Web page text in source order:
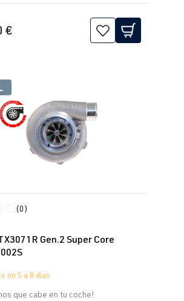
€
promedio de 0 de 5 estrellas
(0)
Gen.2 Super Core
en 5 a 8 días
que cabe en tu coche!